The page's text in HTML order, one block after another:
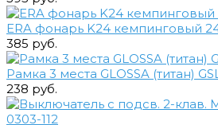
ERA фонарь K24 кемпинговый
385 руб.
Рамка 3 места GLOSSA (титан)
238 руб.